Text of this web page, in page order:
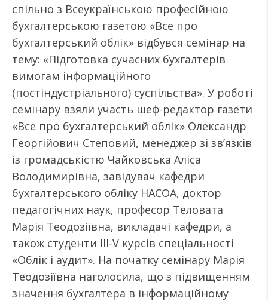
спільно з Всеукраїнською професійною
бухгалтерською газетою «Все про
бухгалтерський облік» відбувся семінар на
тему: «Підготовка сучасних бухгалтерів
вимогам інформаційного
(постіндустріального) суспільства». У роботі
семінару взяли участь шеф-редактор газети
«Все про бухгалтерський облік» Олександр
Георгійович Степовий, менеджер зі зв’язків
із громадськістю Чайковська Аліса
Володимирівна, завідувач кафедри
бухгалтерського обліку НАСОА, доктор
педагогічних наук, професор Теловата
Марія Теодозіївна, викладачі кафедри, а
також студенти III-V курсів спеціальності
«Облік і аудит». На початку семінару Марія
Теодозіївна наголосила, що з підвищенням
значення бухгалтера в інформаційному